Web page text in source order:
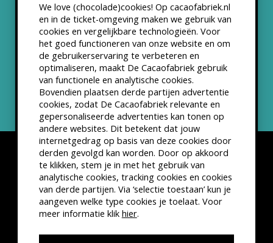
We love (chocolade)cookies! Op cacaofabriek.nl
en in de ticket-omgeving maken we gebruik van
cookies en vergelijkbare technologieën. Voor
het goed functioneren van onze website en om
de gebruikerservaring te verbeteren en
optimaliseren, maakt De Cacaofabriek gebruik
van functionele en analytische cookies.
Bovendien plaatsen derde partijen advertentie
cookies, zodat De Cacaofabriek relevante en
gepersonaliseerde advertenties kan tonen op
andere websites. Dit betekent dat jouw
internetgedrag op basis van deze cookies door
derden gevolgd kan worden. Door op akkoord
te klikken, stem je in met het gebruik van
analytische cookies, tracking cookies en cookies
van derde partijen. Via ‘selectie toestaan’ kun je
aangeven welke type cookies je toelaat. Voor
meer informatie klik hier.
Partners & Samenwerkingen
ANBI status
Nieuwsbrief
Disclaimer Privacyverklaring
Kleine lettertjes
VSCD Bezoekersvoorwaarden
Website doorThe Cre8ion.Lab